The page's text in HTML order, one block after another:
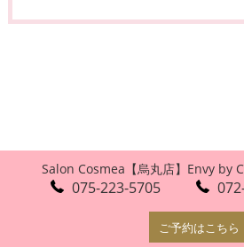
Salon Cosmea【烏丸店】
075-223-5705
Envy by
ご予約はこちら